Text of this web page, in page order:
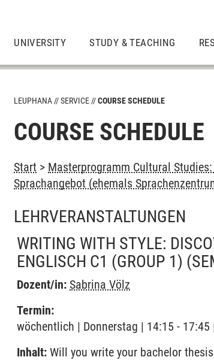
UNIVERSITY STUDY & TEACHING
LEUPHANA SERVICE COURSE SCHEDULE
COURSE SCHEDULE
Start > Masterprogramm Cultural
Sprachangebot (ehemals
LEHRVERANSTALTUNGEN
WRITING WITH STYLE:
ENGLISCH C1 (GROUP 1)
Dozent/in: Sabrina Völz
Termin:
wöchentlich | Donnerstag | 14:15 -
Inhalt: Will you write your bachelor